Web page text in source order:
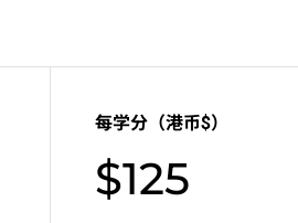
每学分（港币$）
$125